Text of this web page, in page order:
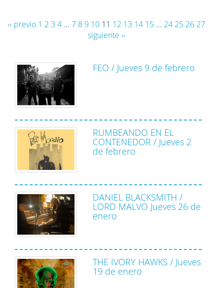
‹‹ previo 1 2 3 4 ... 7 8 9 10 11 12 13 14 15 ... 24 25 26 27
siguiente ››
FEO / Jueves 9 de febrero
RUMBEANDO EN EL
CONTENEDOR / Jueves 2
de febrero
DANIEL BLACKSMITH /
LORD MALVO Jueves 26 de
enero
THE IVORY HAWKS / Jueves
19 de enero